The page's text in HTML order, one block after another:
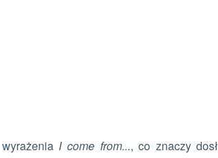
I come from..., co znaczy